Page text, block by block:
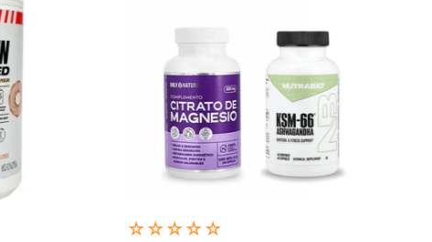
☆☆☆☆☆